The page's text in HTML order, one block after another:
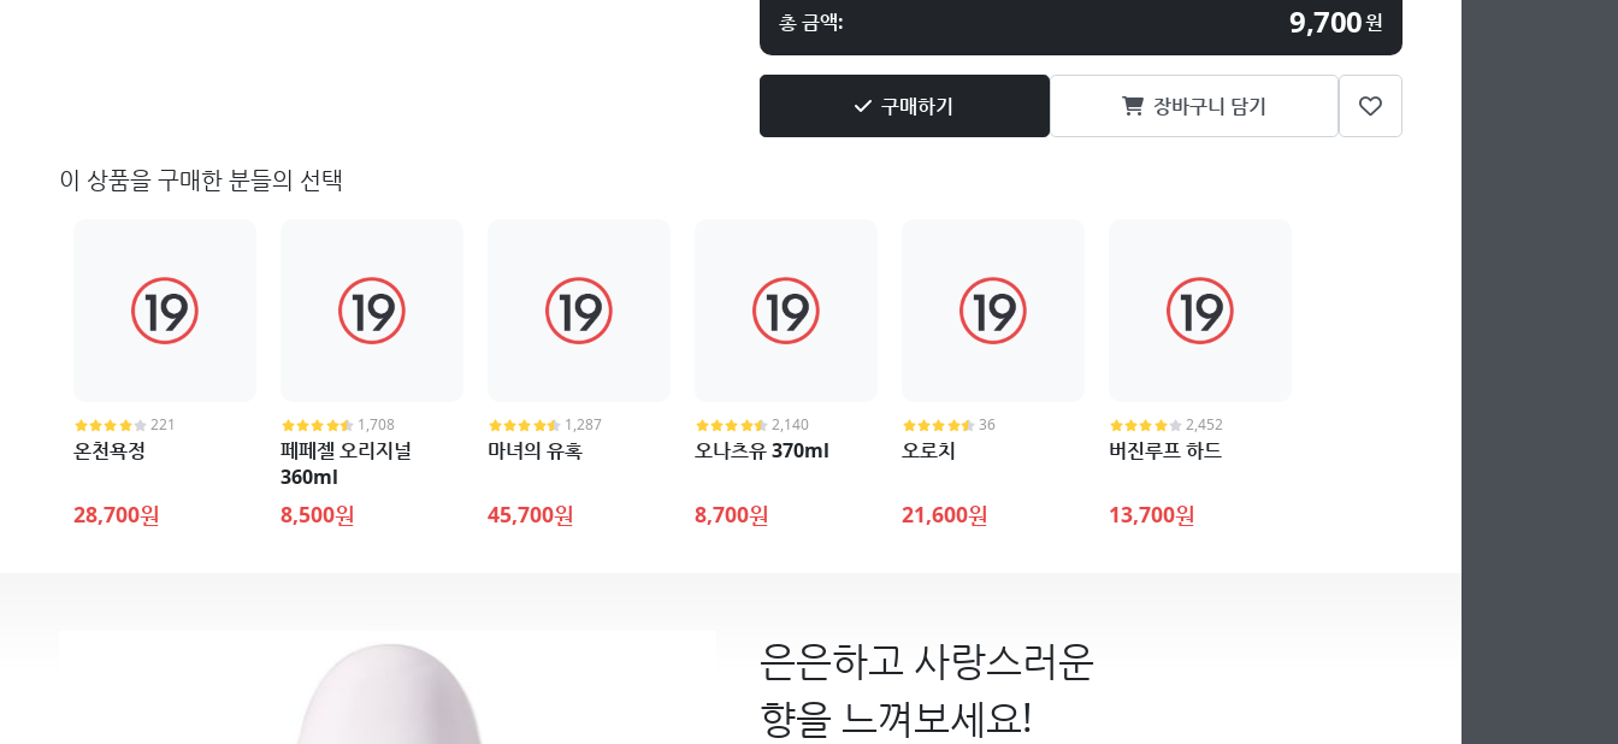
총 금액: 9,700원
구매하기 장바구니 담기
이 상품을 구매한 분들의 선택
221
온천욕정
28,700원
1,708
페페젤 오리지널
360ml
8,500원
1,287
마녀의 유혹
45,700원
2,140
오나츠유 370ml
8,700원
36
오로치
21,600원
2,452
버진루프 하드
13,700원
은은하고 사랑스러운
향을 느껴보세요!